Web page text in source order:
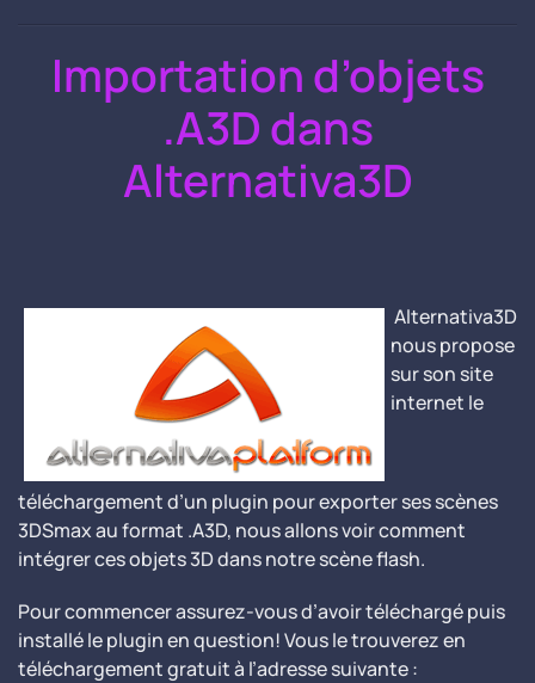
Importation d’objets
.A3D dans
Alternativa3D
Alternativa3D
nous propose
sur son site
internet le
téléchargement d’un plugin pour exporter ses scènes
3DSmax au format .A3D, nous allons voir comment
intégrer ces objets 3D dans notre scène flash.
Pour commencer assurez-vous d’avoir téléchargé puis
installé le plugin en question! Vous le trouverez en
téléchargement gratuit à l’adresse suivante :